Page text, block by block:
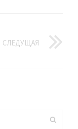
СЛЕДУЩАЯ